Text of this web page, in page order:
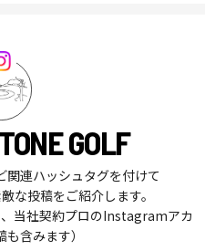
GOLF
関連ハッシュタグを付けて
な投稿をご紹介します。
当社契約プロのInstagramアカ
含みます）